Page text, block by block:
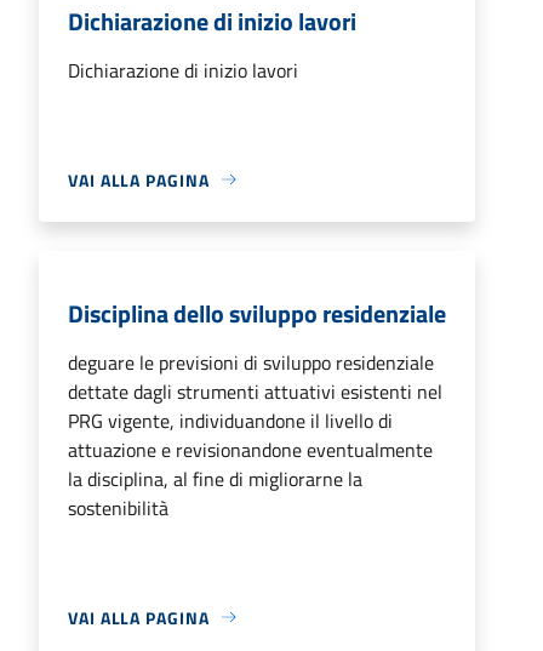
Dichiarazione di inizio lavori
Dichiarazione di inizio lavori
VAI ALLA PAGINA
Disciplina dello sviluppo residenziale
deguare le previsioni di sviluppo residenziale
dettate dagli strumenti attuativi esistenti nel
PRG vigente, individuandone il livello di
attuazione e revisionandone eventualmente
la disciplina, al fine di migliorarne la
sostenibilità
VAI ALLA PAGINA